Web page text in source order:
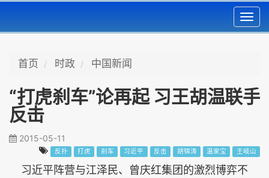
首页 时政 中国新闻
“打虎刹车”论再起 习王胡温联手
反击
2015-05-11
反扑 打虎 刹车 习近平 反击 胡锦涛 温家宝 王岐山
习近平阵营与江泽民、曾庆红集团的激烈博弈不